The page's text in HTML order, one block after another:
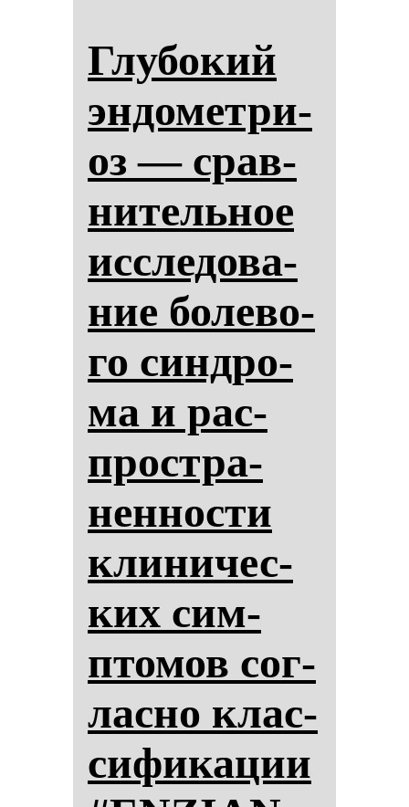
Глу­бо­кий
эн­до­мет­ри­
оз — срав­
ни­тель­ное
ис­сле­до­ва­
ние бо­ле­во­
го син­дро­
ма и рас­
простра­
нен­нос­ти
кли­ни­чес­
ких сим­
пто­мов сог­
лас­но клас­
си­фи­ка­ции